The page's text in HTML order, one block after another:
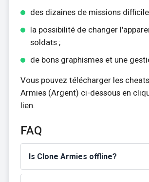
des dizaines de missions
la possibilité de changer
soldats ;
de bons graphismes et une
Vous pouvez télécharger les
Armies (Argent) ci-dessous en
lien.
FAQ
Is Clone Armies offline?